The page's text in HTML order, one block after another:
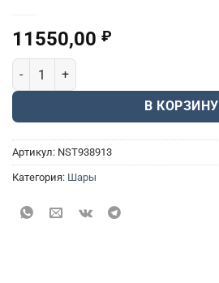
11550,00 ₽
Количество товара Шар Ø 350 мм
В КОРЗИНУ
Артикул: NST938913
Категория: Шары